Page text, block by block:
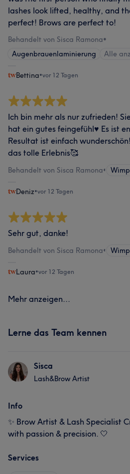
lashes look lifted, healthy, and
perfect! Brows are perfect to!
Behandelt von Sisca Ramona•
Augenbrauenlaminierung
Alle
Bettina•vor 12 Tagen
Ich bin mehr als nur zufrieden!
hat ein gutes feingefühl♥️ Es ist
Resultat ist einfach
das tolle Erlebnis🥰
Behandelt von Sisca Ramona•
Deniz•vor 12 Tagen
Sehr gut, danke!
Behandelt von Sisca Ramona•
Laura•vor 12 Tagen
Mehr anzeigen...
Lerne das Team kennen
Sisca
Lash&Brow Artist
Info
✨ Brow Artist & Lash Specialist
with passion & precision. 🤍
Services